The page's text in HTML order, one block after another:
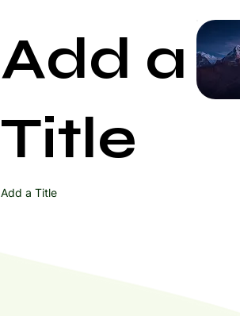
Add a
Title
Add a Title